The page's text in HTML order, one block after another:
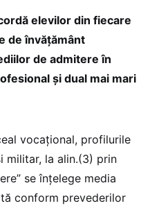
elevilor din fiecare
de învăţământ
de admitere în
şi dual mai mari
vocaţional, profilurile
la alin.(3) prin
se înţelege media
conform prevederilor